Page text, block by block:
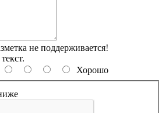
не поддерживается!
Хорошо